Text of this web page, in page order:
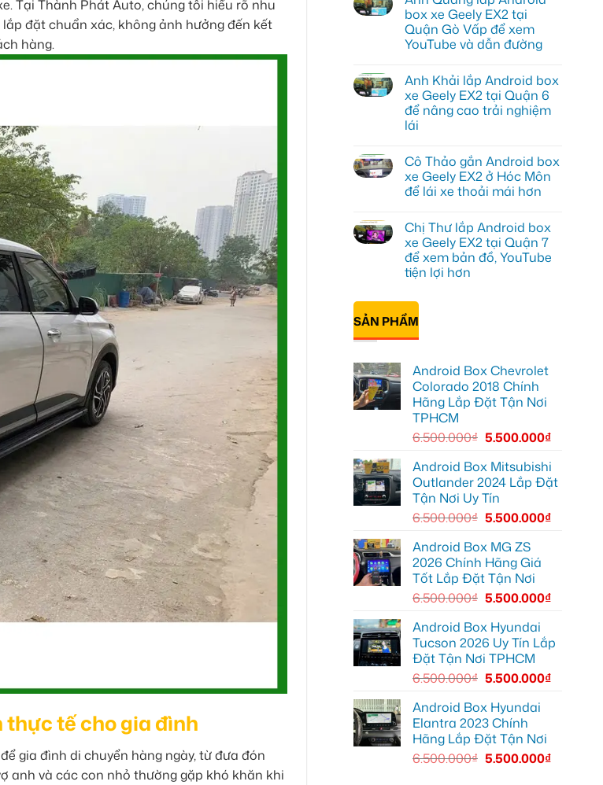
Tại Thành Phát Auto, chúng tôi hiểu rõ nhu
đặt chuẩn xác, không ảnh hưởng đến kết
hàng.
thực tế cho gia đình
gia đình di chuyển hàng ngày, từ đưa đón
anh và các con nhỏ thường gặp khó khăn khi
luận
ở
Anh
Kiên
lắp
cho
Geely
EX2
tại
Quận
10
Youtube
box xe Geely EX2 tại
Quận Gò Vấp để xem
YouTube và dẫn đường
bình
luận
ở
Anh
Quang
lắp
xe
Geely
EX2
tại
Vấp
để
xem
YouTube
và
dẫn
Anh Khải lắp Android box
xe Geely EX2 tại Quận 6
để nâng cao trải nghiệm
lái
bình
luận
ở
Anh
Android
box
xe
Geely
EX2
tại
để
nâng
cao
trải
Cô Thảo gắn Android box
xe Geely EX2 ở Hóc Môn
để lái xe thoải mái hơn
bình
luận
ở
Cô
Thảo
gắn
box
Geely
EX2
ở
thoải
mái
hơn
Chị Thư lắp Android box
xe Geely EX2 tại Quận 7
để xem bản đồ, YouTube
tiện lợi hơn
có
luận
ở
Chị
Android
box
Geely
EX2
Quận
xem
bản
đồ,
YouTube
tiện
hơn
SẢN PHẨM
Android Box Chevrolet
Colorado 2018 Chính
Hãng Lắp Đặt Tận Nơi
TPHCM
6.500.000₫ 5.500.000₫
Android Box Mitsubishi
Outlander 2024 Lắp Đặt
Tận Nơi Uy Tín
6.500.000₫ 5.500.000₫
Android Box MG ZS
2026 Chính Hãng Giá
Tốt Lắp Đặt Tận Nơi
6.500.000₫ 5.500.000₫
Android Box Hyundai
Tucson 2026 Uy Tín Lắp
Đặt Tận Nơi TPHCM
6.500.000₫ 5.500.000₫
Android Box Hyundai
Elantra 2023 Chính
Hãng Lắp Đặt Tận Nơi
6.500.000₫ 5.500.000₫